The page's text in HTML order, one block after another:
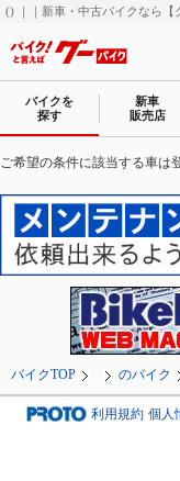
() ｜｜新車・中古バイクなら【
バイクを
探す
新車
販売店
ご希望の条件に該当する車は
バイクTOP のバイク
利用規約 個人